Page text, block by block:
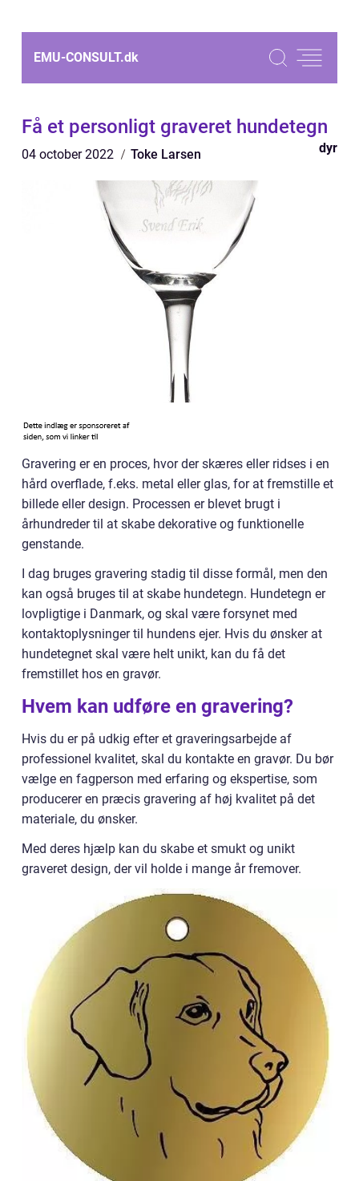
EMU-CONSULT.dk
Få et personligt graveret hundetegn
04 october 2022 Toke Larsen dyr
Gravering er en proces, hvor der skæres eller ridses i en
hård overflade, f.eks. metal eller glas, for at fremstille et
billede eller design. Processen er blevet brugt i
århundreder til at skabe dekorative og funktionelle
genstande.
I dag bruges gravering stadig til disse formål, men den
kan også bruges til at skabe hundetegn. Hundetegn er
lovpligtige i Danmark, og skal være forsynet med
kontaktoplysninger til hundens ejer. Hvis du ønsker at
hundetegnet skal være helt unikt, kan du få det
fremstillet hos en gravør.
Hvem kan udføre en gravering?
Hvis du er på udkig efter et graveringsarbejde af
professionel kvalitet, skal du kontakte en gravør. Du bør
vælge en fagperson med erfaring og ekspertise, som
producerer en præcis gravering af høj kvalitet på det
materiale, du ønsker.
Med deres hjælp kan du skabe et smukt og unikt
graveret design, der vil holde i mange år fremover.